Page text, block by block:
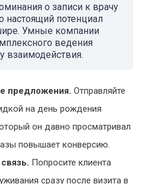
о записи к врачу
настоящий потенциал
Умные компании
ведения
взаимодействия.
предложения. Отправляйте
на день рождения
он давно просматривал
повышает конверсию.
Попросите клиента
сразу после визита в